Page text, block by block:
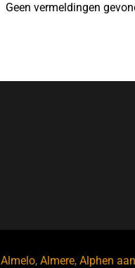
Geen vermeldingen
Almelo, Almere, Alphen